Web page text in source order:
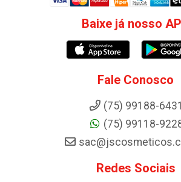
Baixe já nosso
Fale Conosco
(75) 99188-6431
(75) 99118-
Redes Sociais